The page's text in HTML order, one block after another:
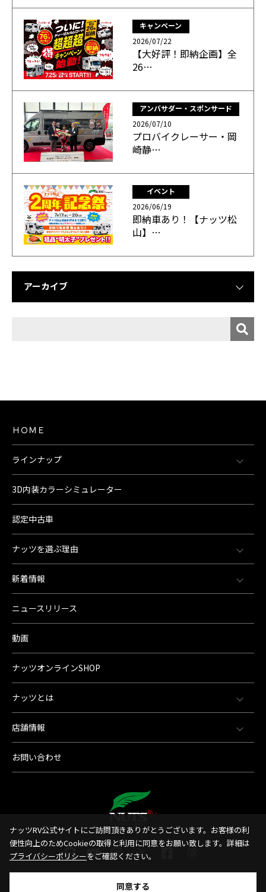
キャンペーン
2026/07/22
【大好評！即納企画】全
26…
アンバサダー・スポンサード
2026/07/10
プロバイクレーサー・岡
崎静…
イベント
2026/06/19
即納車あり！【ナッツ松
山】…
アーカイブ
ＨＯＭＥ
ラインナップ
3D内装カラーシミュレーター
認定中古車
ナッツを選ぶ理由
新着情報
ニュースリリース
動画
ナッツオンラインSHOP
ナッツとは
店舗情報
お問い合わせ
© 1998-2026 Nut'sRV Co,.LTD All Rights Reserved.
ナッツRV公式サイトにご訪問頂きありがとうございます。お客様の利
便性向上のためCookieの取得と利用に同意をお願い致します。詳細は
プライバシーポリシーをご確認ください。
同意する